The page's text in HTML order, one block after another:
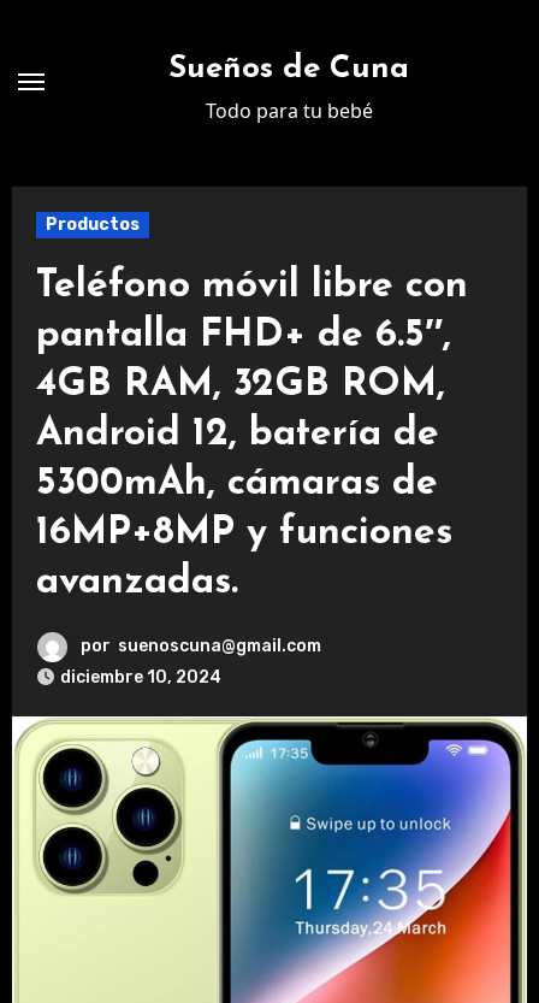
contenido
Sueños de Cuna
Todo para tu bebé
Productos
Teléfono móvil libre con
pantalla FHD+ de 6.5″,
4GB RAM, 32GB ROM,
Android 12, batería de
5300mAh, cámaras de
16MP+8MP y funciones
avanzadas.
por suenoscuna@gmail.com
diciembre 10, 2024